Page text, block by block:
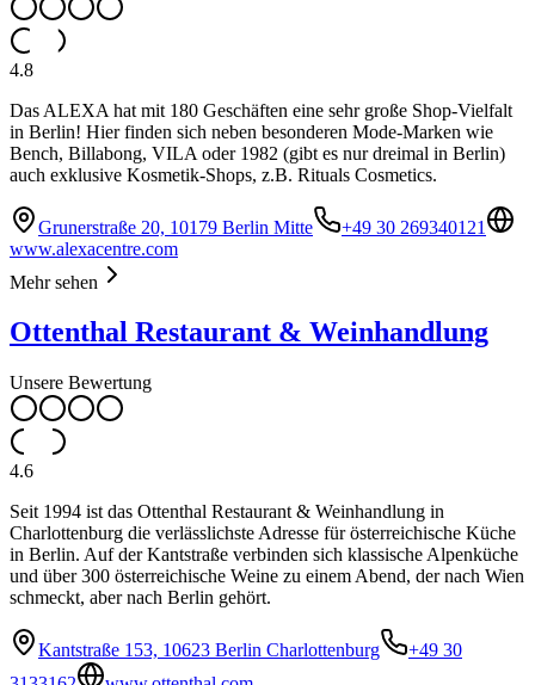
4.8
Das ALEXA hat mit 180 Geschäften eine sehr große Shop-Vielfalt
in Berlin! Hier finden sich neben besonderen Mode-Marken wie
Bench, Billabong, VILA oder 1982 (gibt es nur dreimal in Berlin)
auch exklusive Kosmetik-Shops, z.B. Rituals Cosmetics.
Grunerstraße 20, 10179 Berlin Mitte
+49 30 269340121
www.alexacentre.com
Mehr sehen
Ottenthal Restaurant & Weinhandlung
Unsere Bewertung
4.6
Seit 1994 ist das Ottenthal Restaurant & Weinhandlung in
Charlottenburg die verlässlichste Adresse für österreichische Küche
in Berlin. Auf der Kantstraße verbinden sich klassische Alpenküche
und über 300 österreichische Weine zu einem Abend, der nach Wien
schmeckt, aber nach Berlin gehört.
Kantstraße 153, 10623 Berlin Charlottenburg
+49 30